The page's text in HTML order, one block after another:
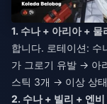
1. 수나 + 아리아 + 물
합니다. 로테이션: 수
가 그로기 유발 → 아
스틱 3개 → 이상 상
2. 수나 + 빌리 + 엔